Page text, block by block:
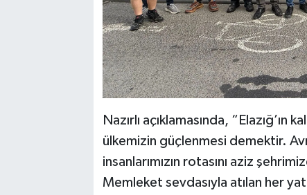
Nazırlı açıklamasında,
ülkemizin güçlenmesi demektir.
insanlarımızın rotasını aziz
Memleket sevdasıyla atılan her